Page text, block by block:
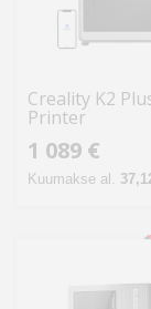
Creality K2
Printer
1 089 €
Kuumakse al.